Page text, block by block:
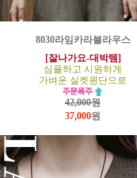
8030라임카라블라우스
[잘나가요-대박템]
심플하고 시원하게
가벼운 실켓원단으로
42,000원
37,000원